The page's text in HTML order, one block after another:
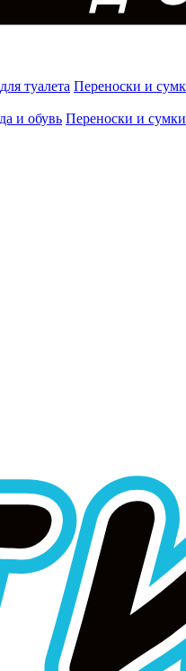
туалета Переноски и
и обувь Переноски и сумки